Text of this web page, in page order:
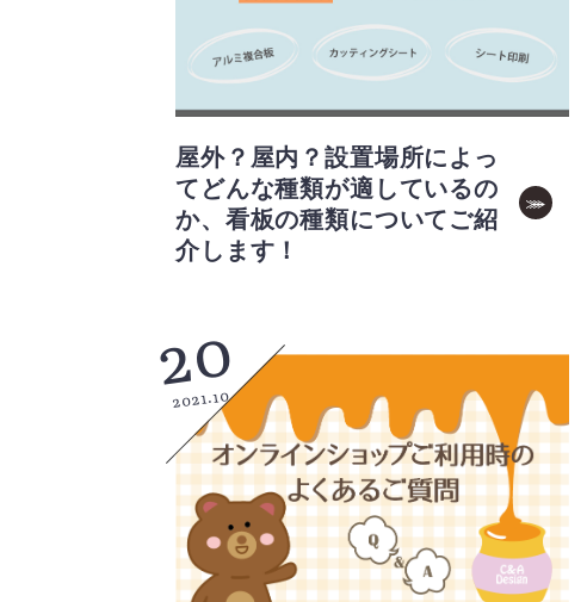
屋外？屋内？設置場所によっ
てどんな種類が適しているの
か、看板の種類についてご紹
介します！
20
2021.10